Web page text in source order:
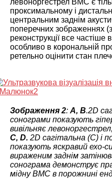
проксимальному і
центральним заднім
поперечних зображеннях
реконструкції все частіше
особливо в корональній
ретельно оцінити стан
Зображення 2: A, B.2D
сонограми показують
вивільняє
C, D. 2D сагітальна (C) і
показують яскравий ехо-
вираженим заднім
сонограма демонструє
мідну ВМС в порожнині